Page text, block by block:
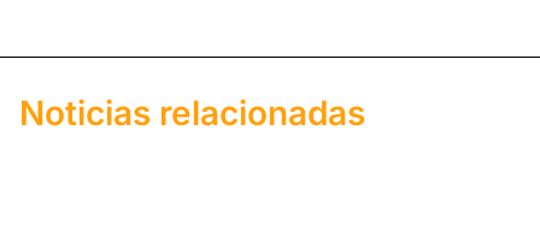
Noticias relacionadas